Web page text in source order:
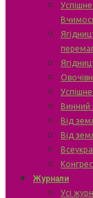
Успішне
Винний
Від
Від
Журнали
Усі